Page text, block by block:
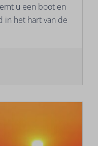
u een boot en
in het hart van de